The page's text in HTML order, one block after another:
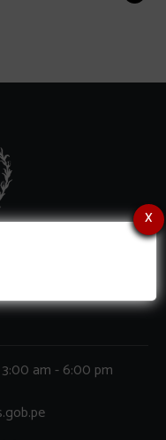
x
am - 6:00 pm